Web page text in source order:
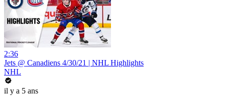
2:36
Jets @ Canadiens 4/30/21 | NHL Highlights
NHL
il y a 5 ans